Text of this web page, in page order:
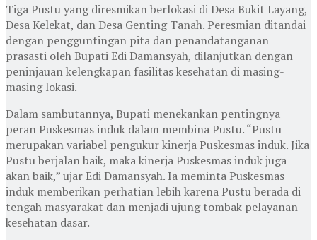
Tiga Pustu yang diresmikan berlokasi di Desa Bukit Layang,
Desa Kelekat, dan Desa Genting Tanah. Peresmian ditandai
dengan pengguntingan pita dan penandatanganan
prasasti oleh Bupati Edi Damansyah, dilanjutkan dengan
peninjauan kelengkapan fasilitas kesehatan di masing-
masing lokasi.
Dalam sambutannya, Bupati menekankan pentingnya
peran Puskesmas induk dalam membina Pustu. “Pustu
merupakan variabel pengukur kinerja Puskesmas induk. Jika
Pustu berjalan baik, maka kinerja Puskesmas induk juga
akan baik,” ujar Edi Damansyah. Ia meminta Puskesmas
induk memberikan perhatian lebih karena Pustu berada di
tengah masyarakat dan menjadi ujung tombak pelayanan
kesehatan dasar.